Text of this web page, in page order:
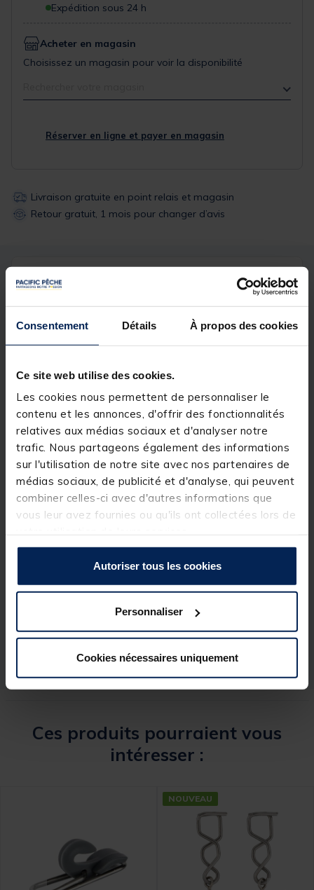
Consentement Détails À propos des cookies
Ce site web utilise des cookies.
Les cookies nous permettent de personnaliser le
contenu et les annonces, d'offrir des fonctionnalités
relatives aux médias sociaux et d'analyser notre
trafic. Nous partageons également des informations
sur l'utilisation de notre site avec nos partenaires de
médias sociaux, de publicité et d'analyse, qui peuvent
combiner celles-ci avec d'autres informations que
vous leur avez fournies ou qu'ils ont collectées lors de
Autoriser tous les cookies
Personnaliser
Cookies nécessaires uniquement
Expédition sous 24 h
Acheter en magasin
Choisissez un magasin pour voir la disponibilité
Réserver en ligne et payer en magasin
Livraison gratuite en point relais et magasin
Retour gratuit, 1 mois pour changer d’avis
Description & détails
Agrafes munies d’une gaine thermo-rétractable
transparente pour un maximum de discrétion. Ultra
pratiques pour changer de montages ou de plombs
en quelques secondes. Disponible en taille M.
Vendues en pochette de 6 pièces.
Détails
Spécifications
157099-1
Marque
SUNSET
Ces produits pourraient vous
intéresser :
NOUVEAU